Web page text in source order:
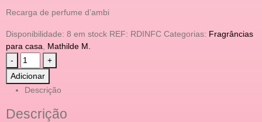
Recarga de perfume d’ambi
Disponibilidade: 8 em stock REF: RDINFC Categorias: Fragrâncias
para casa
Mathilde M.
-
+
Adicionar
Descrição
Descrição